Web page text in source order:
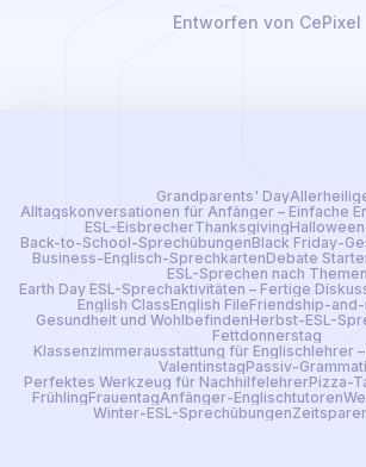
Entworfen von CePixel
Grandparents' Day
Alltagskonversationen für Anfänger – Einfache
ESL-EisbrecherThanksgiving
Back-to-School-SprechübungenBlack Friday-
Business-Englisch-SprechkartenDebate
ESL-Sprechen nach Themen
Earth Day ESL-Sprechaktivitäten – Fertige
English ClassEnglish FileFriendship-
Gesundheit und WohlbefindenHerbst-ESL-
Fettdonnerstag
Klassenzimmerausstattung für Englischlehrer
ValentinstagPassiv-
Perfektes Werkzeug für NachhilfelehrerPizza-
FrühlingFrauentagAnfänger-Englischtutoren
Winter-ESL-Sprechübungen